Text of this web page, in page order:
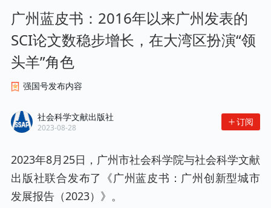
广州蓝皮书：2016年以来广州发表的
SCI论文数稳步增长，在大湾区扮演“领
头羊”角色
强国号发布内容
社会科学文献出版社
2023-08-28
订阅
2023年8月25日，广州市社会科学院与社会科学文献
出版社联合发布了《广州蓝皮书：广州创新型城市
发展报告（2023）》。